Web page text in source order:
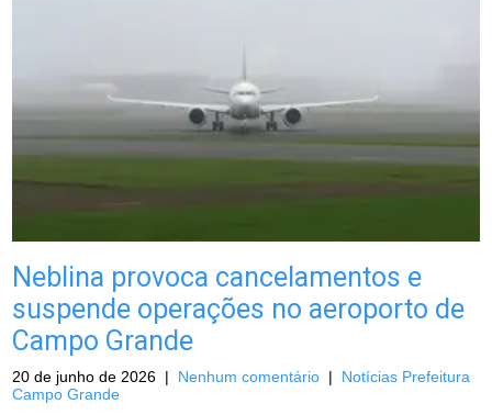
Neblina provoca cancelamentos e
suspende operações no aeroporto de
Campo Grande
20 de junho de 2026 | Nenhum comentário | Notícias Prefeitura
Campo Grande